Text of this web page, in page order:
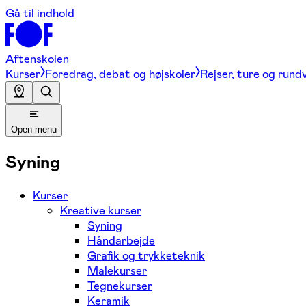
Gå til indhold
Aftenskolen
Kurser Foredrag, debat og højskoler Rejser, ture og
Open menu
Syning
Kurser
Kreative kurser
Syning
Håndarbejde
Grafik og trykketeknik
Malekurser
Tegnekurser
Keramik